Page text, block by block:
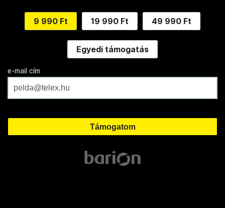
9 990 Ft 19 990 Ft 49 990 Ft
Egyedi támogatás
e-mail cím